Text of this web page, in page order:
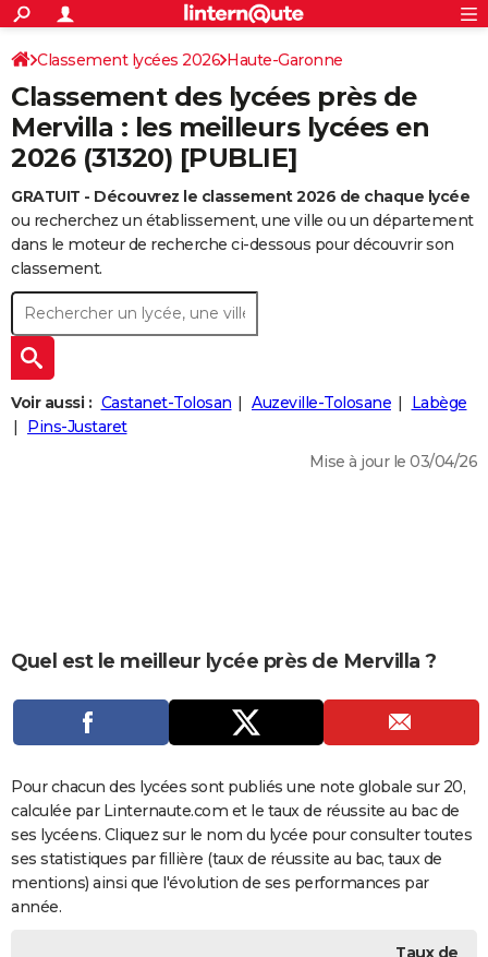
ACTUALITÉS
Politique
Société
Faits Divers
Education
Monde
Villes
+
SPORT
Coupe du monde 2026
Football
Tennis
Cyclisme
Rugby
Forum
CULTURE
Programme TV
TNT
Streaming
Cinéma
Sorties cinéma
Musique
+
FINANCE
Retraite
Impôts
Epargne
Immobilier
Risques naturels par ville
Banque
Assurance
Crédit
AUTO
Essais
Réserver un essai
Citadines
Berlines
SUV
Forum auto
+
HIGH-TECH
BRICOLAGE
Forum
Aménagement intérieur
Extérieur
Cuisine
Salle de bains
Jardinage
Rangement
+WEEK-END
Guides de France
Escapades
Patrimoine
Expositions
Musées
Week-end nature
+
LIFESTYLE
Art de vivre
Bien-être
Loisirs
Mode
Modes de vie
SANTE
Dictionnaire
Biographies
Expressions
Proverbes
PROGRAMME TV
COPAINS D'AVANT
S'inscrire
Se connecter
Lycées
Collèges
Primaires
Universités
Entreprises
Service militaire
Avis de recherche
AVIS DE DÉCÈS
FORUM
Bricolage
Lifestyle
Culture
Sport
Auto
Television
Voyage
Cinema
S'inscrire
Connexion
Classement lycées 2026 Haute-Garonne
Classement des lycées près de
Mervilla : les meilleurs lycées en
2026 (31320) [PUBLIE]
GRATUIT - Découvrez le classement 2026 de chaque lycée
ou recherchez un établissement, une ville ou un département
dans le moteur de recherche ci-dessous pour découvrir son
classement.
Voir aussi : Castanet-Tolosan Auzeville-Tolosane
Labège
Pins-Justaret
Mise à jour le 03/04/26
Quel est le meilleur lycée près de Mervilla ?
Pour chacun des lycées sont publiés une note globale sur 20,
calculée par Linternaute.com et le taux de réussite au bac de
ses lycéens. Cliquez sur le nom du lycée pour consulter toutes
ses statistiques par fillière (taux de réussite au bac, taux de
mentions) ainsi que l'évolution de ses performances par
année.
Taux de